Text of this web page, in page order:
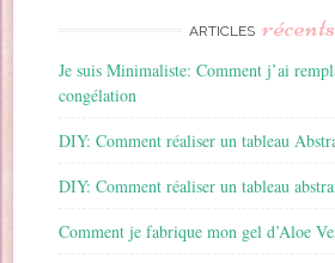
ARTICLES récents
Je suis Minimaliste: Comment j’ai
congélation
DIY: Comment réaliser un tableau
DIY: Comment réaliser un tableau
Comment je fabrique mon gel d’Aloe